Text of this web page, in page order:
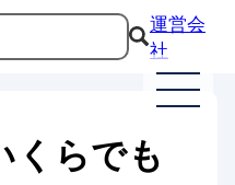
運営会
社
くらでも